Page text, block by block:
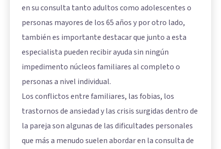
en su consulta tanto adultos como adolescentes o
personas mayores de los 65 años y por otro lado,
también es importante destacar que junto a esta
especialista pueden recibir ayuda sin ningún
impedimento núcleos familiares al completo o
personas a nivel individual.
Los conflictos entre familiares, las fobias, los
trastornos de ansiedad y las crisis surgidas dentro de
la pareja son algunas de las dificultades personales
que más a menudo suelen abordar en la consulta de